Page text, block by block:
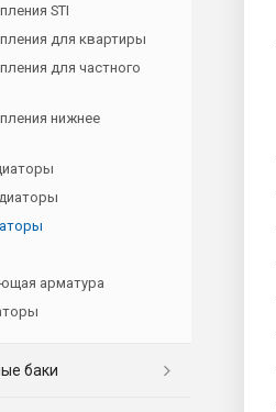
STI
для квартиры
для частного
нижнее
арматура
баки